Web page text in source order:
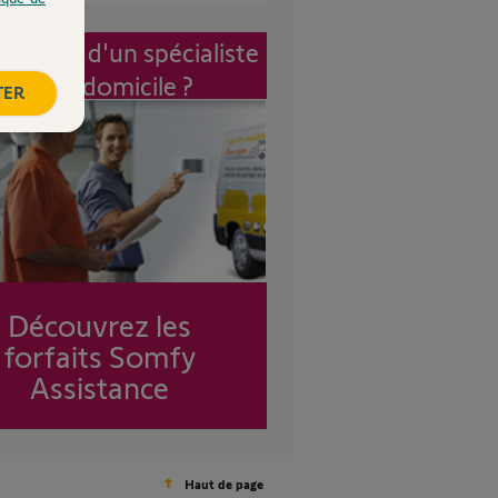
d'un spécialiste
à mon domicile ?
Découvrez les
forfaits Somfy
Assistance
Haut de page